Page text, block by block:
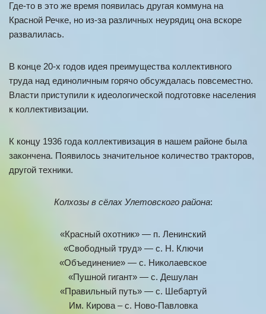
Где-то в это же время появилась другая коммуна на
Красной Речке, но из-за различных неурядиц она вскоре
развалилась.
В конце 20-х годов идея преимущества коллективного
труда над единоличным горячо обсуждалась повсеместно.
Власти приступили к идеологической подготовке населения
к коллективизации.
К концу 1936 года коллективизация в нашем районе была
закончена. Появилось значительное количество тракторов,
другой техники.
Колхозы в сёлах Улетовского района:
«Красный охотник» — п. Ленинский
«Свободный труд» — с. Н. Ключи
«Объединение» — с. Николаевское
«Пушной гигант» — с. Дешулан
«Правильный путь» — с. Шебартуй
Им. Кирова – с. Ново-Павловка